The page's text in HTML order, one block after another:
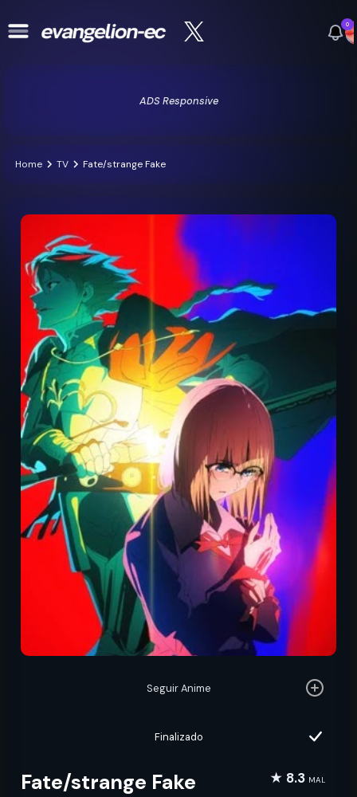
0
ADS Responsive
Home TV Fate/strange Fake
Seguir Anime
Finalizado
★ 8.3 MAL
Fate/strange Fake